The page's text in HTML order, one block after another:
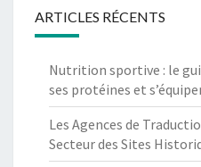
ARTICLES RÉCENTS
Nutrition sportive : le
ses protéines et
Les Agences de
Secteur des Sites